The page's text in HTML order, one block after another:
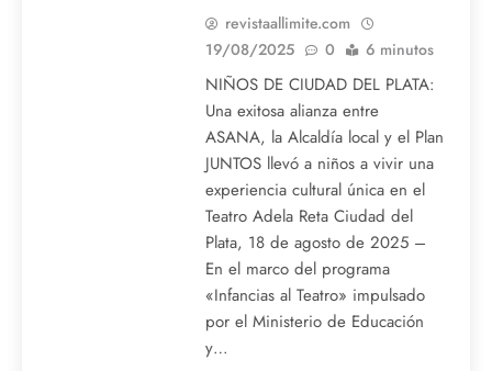
revistaallimite.com
19/08/2025
0 6 minutos
NIÑOS DE CIUDAD DEL PLATA:
Una exitosa alianza entre
ASANA, la Alcaldía local y el Plan
JUNTOS llevó a niños a vivir una
experiencia cultural única en el
Teatro Adela Reta Ciudad del
Plata, 18 de agosto de 2025 –
En el marco del programa
«Infancias al Teatro» impulsado
por el Ministerio de Educación
y…